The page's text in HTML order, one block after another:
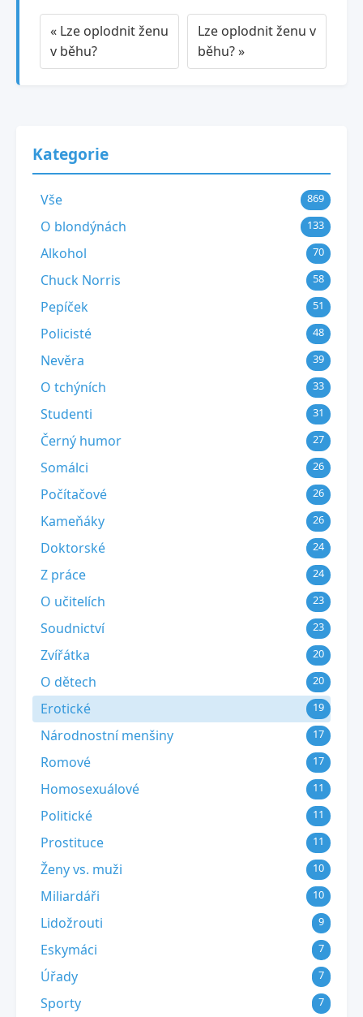
« Lze oplodnit ženu
v běhu?
Lze oplodnit ženu v
běhu? »
Kategorie
Vše 869
O blondýnách 133
Alkohol 70
Chuck Norris 58
Pepíček 51
Policisté 48
Nevěra 39
O tchýních 33
Studenti 31
Černý humor 27
Somálci 26
Počítačové 26
Kameňáky 26
Doktorské 24
Z práce 24
O učitelích 23
Soudnictví 23
Zvířátka 20
O dětech 20
Erotické 19
Národnostní menšiny 17
Romové 17
Homosexuálové 11
Politické 11
Prostituce 11
Ženy vs. muži 10
Miliardáři 10
Lidožrouti 9
Eskymáci 7
Úřady 7
Sporty 7